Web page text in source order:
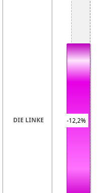
DIE LINKE -12,2%